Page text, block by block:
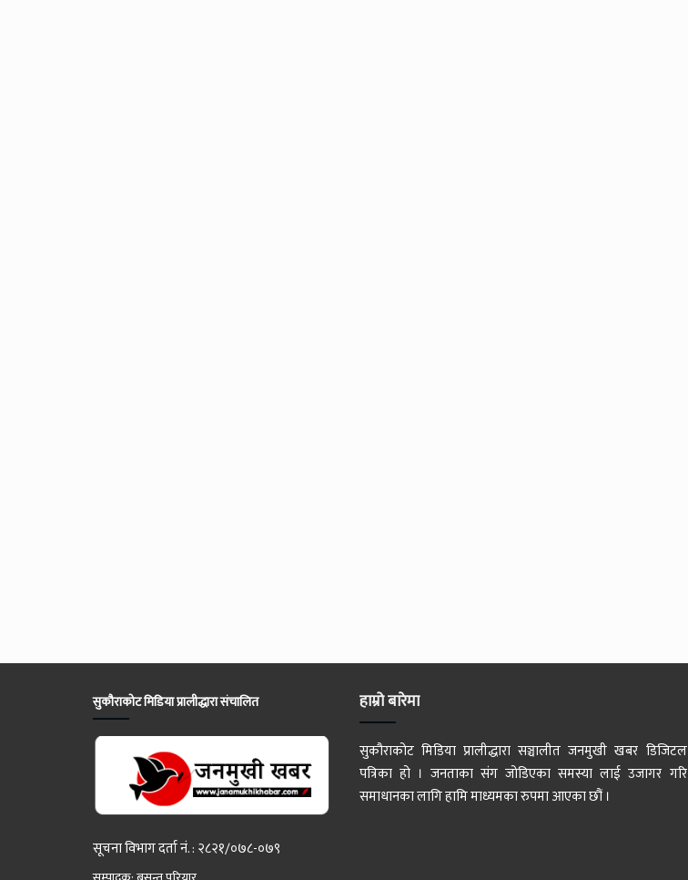
सुकौराकोट मिडिया प्रालीद्धारा संचालित
सूचना विभाग दर्ता नं. : २८२१/०७८-०७९
हाम्रो बारेमा
सुकौराकोट मिडिया प्रालीद्धारा सञ्चालीत जनमुखी खबर डिजिटल
पत्रिका हो । जनताका संग जोडिएका समस्या लाई उजागर गरि
समाधानका लागि हामि माध्यमका रुपमा आएका छौं ।